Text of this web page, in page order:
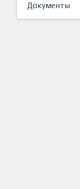
Документы